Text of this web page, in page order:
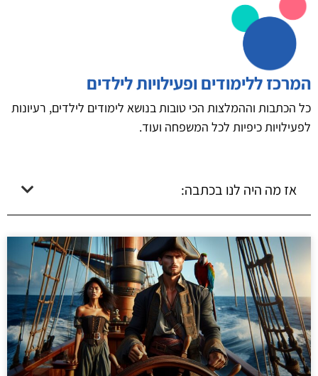
המרכז ללימודים ופעילויות לילדים
כל הכתבות וההמלצות הכי טובות בנושא לימודים לילדים, רעיונות
לפעילויות כיפיות לכל המשפחה ועוד.
אז מה היה לנו בכתבה: